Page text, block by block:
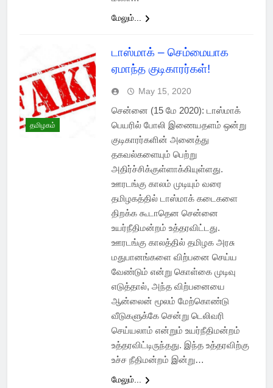
மேலும்...
தமிழகம்
டாஸ்மாக் – செம்மையாக
ஏமாந்த குடிகாரர்கள்!
May 15, 2020
சென்னை (15 மே 2020): டாஸ்மாக்
பெயரில் போலி இணையதளம் ஒன்று
குடிகாரர்களின் அனைத்து
தகவல்களையும் பெற்று
அதிர்ச்சிக்குள்ளாக்கியுள்ளது.
ஊரடங்கு காலம் முடியும் வரை
தமிழகத்தில் டாஸ்மாக் கடைகளை
திறக்க கூடாதென சென்னை
உயர்நீதிமன்றம் உத்தரவிட்டது.
ஊரடங்கு காலத்தில் தமிழக அரசு
மதுபானங்களை விற்பனை செய்ய
வேண்டும் என்று கொள்கை முடிவு
எடுத்தால், அந்த விற்பனையை
ஆன்லைன் மூலம் மேற்கொண்டு
வீடுகளுக்கே சென்று டெலிவரி
செய்யலாம் என்றும் உயர்நீதிமன்றம்
உத்தரவிட்டிருந்தது. இந்த உத்தரவிற்கு
உச்ச நீதிமன்றம் இன்று…
மேலும்...